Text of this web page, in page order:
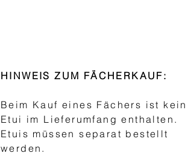
HINWEIS ZUM FÄCHERKAUF:
Beim Kauf eines Fächers ist kein
Etui im Lieferumfang enthalten.
Etuis müssen separat bestellt
werden.